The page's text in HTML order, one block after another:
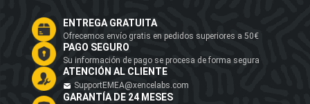
ENTREGA GRATUITA
Ofrecemos envío gratis en pedidos superiores a 50€
PAGO SEGURO
Su información de pago se procesa de forma segura
ATENCIÓN AL CLIENTE
SupportEMEA@xencelabs.com
GARANTÍA DE 24 MESES